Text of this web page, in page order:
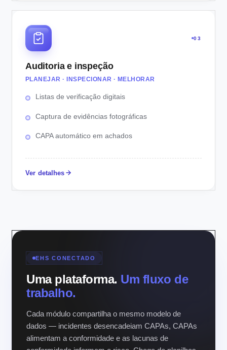
03
Auditoria e inspeção
PLANEJAR · INSPECIONAR · MELHORAR
Listas de verificação digitais
Captura de evidências fotográficas
CAPA automático em achados
Ver detalhes
EHS CONECTADO
Uma plataforma. Um fluxo de
trabalho.
Cada módulo compartilha o mesmo modelo de
dados — incidentes desencadeiam CAPAs, CAPAs
alimentam a conformidade e as lacunas de